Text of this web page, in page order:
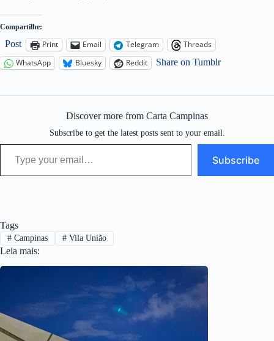
Compartilhe:
Post Print Email Telegram
Threads
WhatsApp
Bluesky Reddit Share on Tumblr
Discover more from Carta Campinas
Subscribe to get the latest posts sent to your email.
Type your email…
Subscribe
Tags
#Campinas #Vila União
Leia mais: